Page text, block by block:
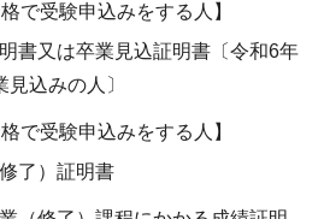
で受験申込みをする人】
書又は卒業見込証明書〔令和6年
見込みの人〕
で受験申込みをする人】
了）証明書